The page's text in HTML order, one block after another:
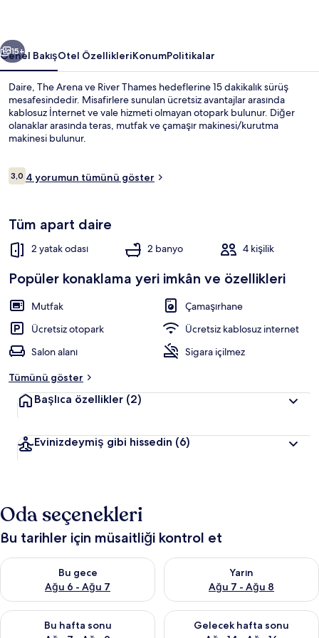
Sonraki
15+
Genel BakışOtel ÖzellikleriKonumPolitikalar
Daire, The Arena ve River Thames hedeflerine 15 dakikalık sürüş
mesafesindedir. Misafirlere sunulan ücretsiz avantajlar arasında
kablosuz İnternet ve vale hizmeti olmayan otopark bulunur. Diğer
olanaklar arasında teras, mutfak ve çamaşır makinesi/kurutma
makinesi bulunur.
Yorumlar
3,03,0/10
4 yorumun tümünü göster
Tüm apart daire
2 yatak odası 2 banyo 4 kişilik
Popüler konaklama yeri imkân ve özellikleri
Mutfak
Çamaşırhane
Ücretsiz otopark
Ücretsiz kablosuz internet
Salon alanı
Sigara içilmez
Tümünü göster
Başlıca özellikler (2)
Evinizdeymiş gibi hissedin (6)
Oda seçenekleri
Bu tarihler için müsaitliği kontrol et
Bu gece
Ağu 6 - Ağu 7
Bu gece için müsaitliği kontrol et Ağu 6 - Ağu 7
Yarın
Ağu 7 - Ağu 8
Yarın için müsaitliği kontrol
Bu hafta sonu
Bu hafta sonu için müsaitliği kontrol et Ağu 7 - Ağu 9
Gelecek hafta sonu
Önümüzdeki hafta sonu için